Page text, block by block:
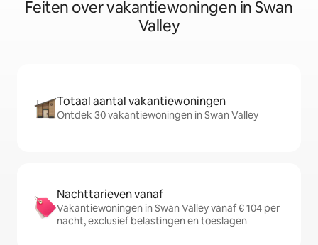
Feiten over vakantiewoningen in Swan
Valley
Totaal aantal vakantiewoningen
Ontdek 30 vakantiewoningen in Swan Valley
Nachttarieven vanaf
Vakantiewoningen in Swan Valley vanaf € 104 per
nacht, exclusief belastingen en toeslagen